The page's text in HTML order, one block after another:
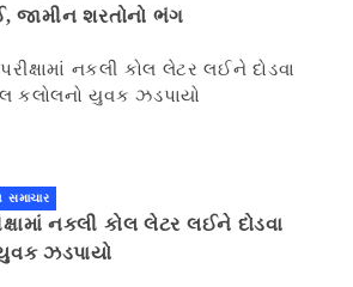
જામીન શરતોનો ભંગ
સમાચાર
નકલી કોલ લેટર લઈને દોડવા
ઝડપાયો